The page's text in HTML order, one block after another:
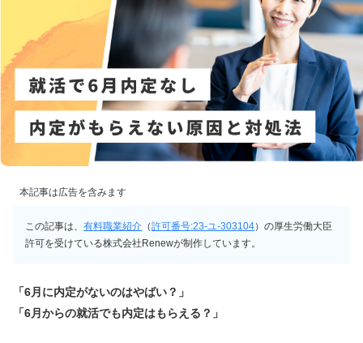
本記事は広告を含みます
この記事は、有料職業紹介 （許可番号:23-ユ-303104）の厚生労働大臣
許可を受けている株式会社Renewが制作しています。
「6月に内定がないのはやばい？」
「6月からの就活でも内定はもらえる？」